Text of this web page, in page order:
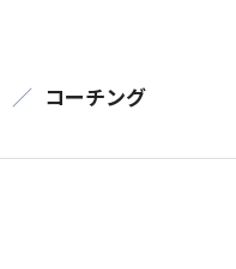
／ コーチング